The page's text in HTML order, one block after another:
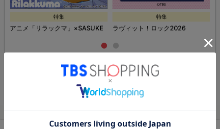
特集
アニメ「リラックマ」×SASUKE
特集
ラヴィット！ロック2026
特集・セール一覧ページへ